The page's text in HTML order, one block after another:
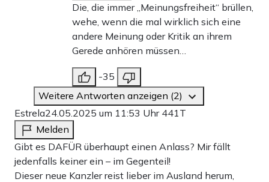
Die, die immer „Meinungsfreiheit“ brüllen,
wehe, wenn die mal wirklich sich eine
andere Meinung oder Kritik an ihrem
Gerede anhören müssen…
-35
Weitere Antworten anzeigen (2)
Estrela24.05.2025 um 11:53 Uhr 441T
Melden
Gibt es DAFÜR überhaupt einen Anlass? Mir fällt
jedenfalls keiner ein – im Gegenteil!
Dieser neue Kanzler reist lieber im Ausland herum,